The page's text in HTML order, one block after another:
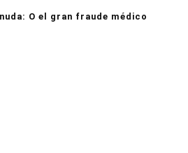
O el gran fraude médico